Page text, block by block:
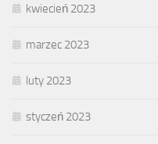
kwiecień 2023
marzec 2023
luty 2023
styczeń 2023